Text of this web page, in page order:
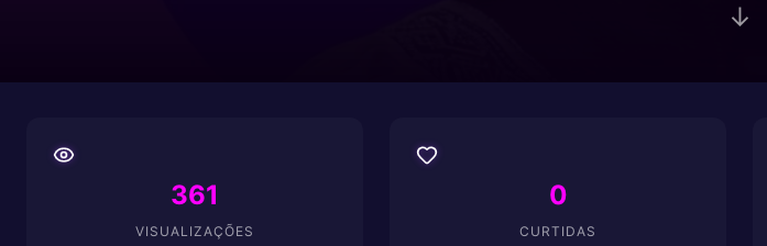
↓
361
VISUALIZAÇÕES
0
CURTIDAS